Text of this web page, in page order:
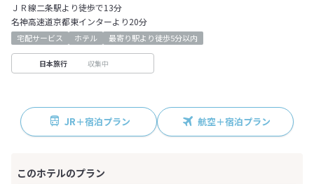
ＪＲ線二条駅より徒歩で13分
名神高速道京都東インターより20分
宅配サービス ホテル 最寄り駅より徒歩5分以内
日本旅行 収集中
JR＋宿泊プラン 航空＋宿泊プラン